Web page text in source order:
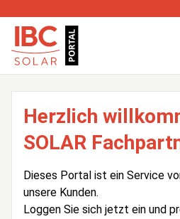
Herzlich
SOLAR
Dieses Portal ist ein Service
unsere Kunden.
Loggen Sie sich jetzt ein und